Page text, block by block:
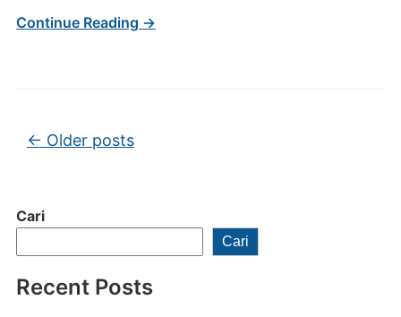
Cari
Cari
Recent Posts
Continue Reading →
Post navigation
← Older posts